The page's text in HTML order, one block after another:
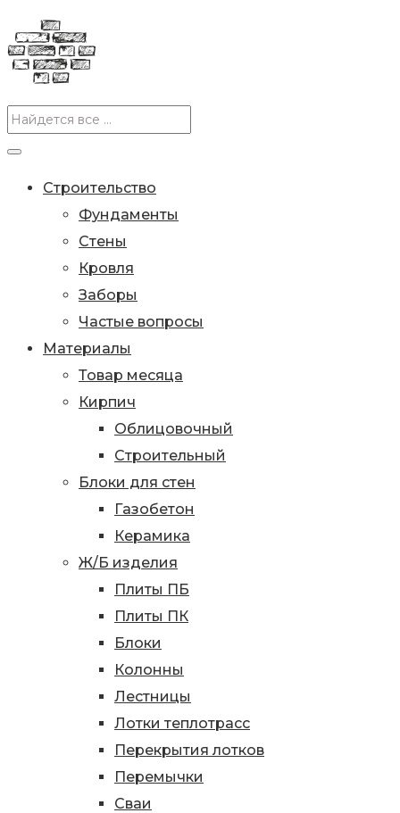
Строительство
Фундаменты
Стены
Кровля
Заборы
Частые вопросы
Материалы
Товар месяца
Кирпич
Облицовочный
Строительный
Блоки для стен
Газобетон
Керамика
Ж/Б изделия
Плиты ПБ
Плиты ПК
Блоки
Колонны
Лестницы
Лотки теплотрасс
Перекрытия лотков
Перемычки
Сваи